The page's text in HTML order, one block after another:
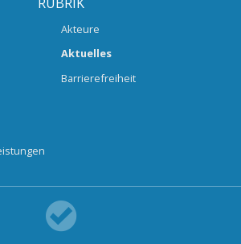
Akteure
Aktuelles
Barrierefreiheit